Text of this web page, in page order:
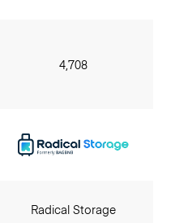
4,708
Radical Storage